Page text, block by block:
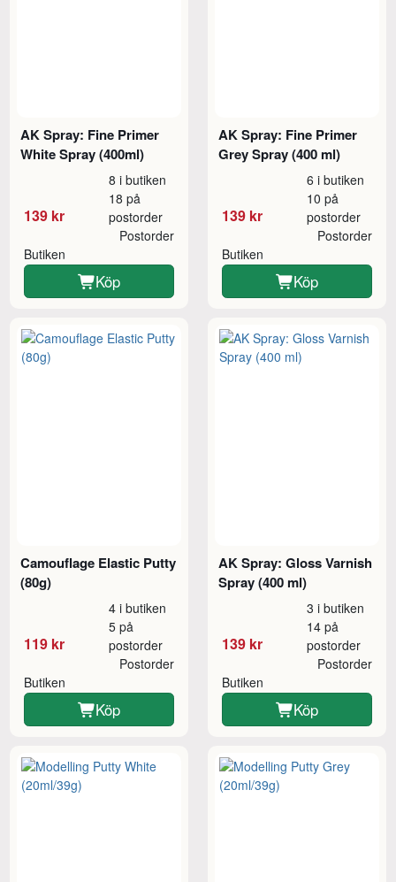
AK Spray: Fine Primer
White Spray (400ml)
139 kr
8 i butiken
18 på
postorder
Butiken
Postorder
Köp
AK Spray: Fine Primer
Grey Spray (400 ml)
139 kr
6 i butiken
10 på
postorder
Butiken
Postorder
Köp
Camouflage Elastic Putty
(80g)
119 kr
4 i butiken
5 på
postorder
Butiken
Postorder
Köp
AK Spray: Gloss Varnish
Spray (400 ml)
139 kr
3 i butiken
14 på
postorder
Butiken
Postorder
Köp